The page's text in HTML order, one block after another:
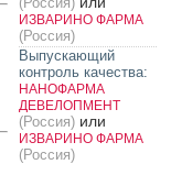
ИЗВАРИНО ФАРМА
(Россия)
Выпускающий
контроль качества:
НАНОФАРМА
ДЕВЕЛОПМЕНТ
(Россия) или
ИЗВАРИНО ФАРМА
(Россия)